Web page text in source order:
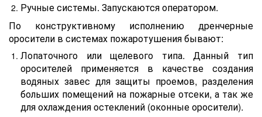
Ручные системы. Запускаются оператором.
По конструктивному исполнению дренчерные
оросители в системах пожаротушения бывают:
Лопаточного или щелевого типа. Данный тип
оросителей применяется в качестве создания
водяных завес для защиты проемов, разделения
больших помещений на пожарные отсеки, а так же
для охлаждения остеклений (оконные оросители).